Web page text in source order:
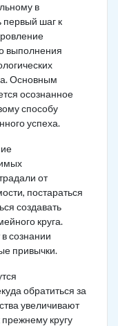
в
первый шаг к
выполнения
Основным
осознанное
способу
успеха.
от
постараться
создавать
круга.
сознании
привычки.
обратиться за
увеличивают
прежнему кругу